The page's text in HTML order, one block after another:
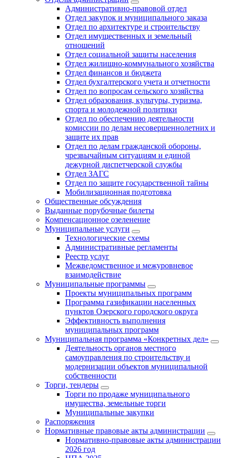
Административно-правовой отдел
Отдел закупок и муниципального заказа
Отдел по архитектуре и строительству
Отдел имущественных и земельный
отношений
Отдел социальной защиты населения
Отдел жилищно-коммунального хозяйства
Отдел финансов и бюджета
Отдел бухгалтерского учета и отчетности
Отдел по вопросам сельского хозяйства
Отдел образования, культуры, туризма,
спорта и молодежной политики
Отдел по обеспечению деятельности
комиссии по делам несовершеннолетних и
защите их прав
Отдел по делам гражданской обороны,
чрезвычайным ситуациям и единой
дежурной диспетчерской службы
Отдел ЗАГС
Отдел по защите государственной тайны
Мобилизационная подготовка
Общественные обсуждения
Выданные порубочные билеты
Компенсационное озеленение
Муниципальные услуги
Технологические схемы
Административные регламенты
Реестр услуг
Межведомственное и межуровневое
взаимодействие
Муниципальные программы
Проекты муниципальных программ
Программа газификации населенных
пунктов Озерского городского округа
Эффективность выполнения
муниципальных программ
Муниципальная программа «Конкретных дел»
Деятельность органов местного
самоуправления по строительству и
модернизации объектов муниципальной
собственности
Торги, тендеры
Торги по продаже муниципального
имущества, земельные торги
Муниципальные закупки
Распоряжения
Нормативные правовые акты администрации
Нормативно-правовые акты администрации
2026 год